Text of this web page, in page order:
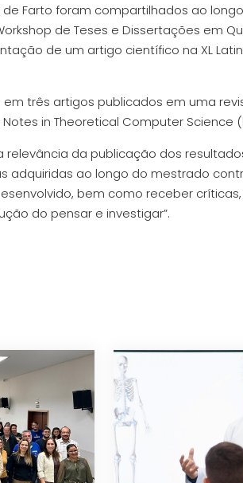
Farto foram compartilhados ao
de Teses e Dissertações em
de um artigo científico na XL
três artigos publicados em uma
in Theoretical Computer Science
da publicação dos
adquiridas ao longo do mestrado
bem como receber
do pensar e investigar”.